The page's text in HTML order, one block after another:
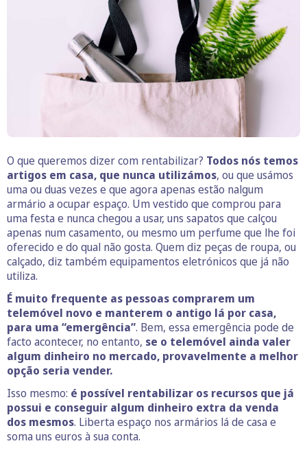
O que queremos dizer com rentabilizar? Todos nós temos
artigos em casa, que nunca utilizámos, ou que usámos
uma ou duas vezes e que agora apenas estão nalgum
armário a ocupar espaço. Um vestido que comprou para
uma festa e nunca chegou a usar, uns sapatos que calçou
apenas num casamento, ou mesmo um perfume que lhe foi
oferecido e do qual não gosta. Quem diz peças de roupa, ou
calçado, diz também equipamentos eletrónicos que já não
utiliza.
É muito frequente as pessoas comprarem um
telemóvel novo e manterem o antigo lá por casa,
para uma “emergência”. Bem, essa emergência pode de
facto acontecer, no entanto, se o telemóvel ainda valer
algum dinheiro no mercado, provavelmente a melhor
opção seria vender.
Isso mesmo: é possível rentabilizar os recursos que já
possui e conseguir algum dinheiro extra da venda
dos mesmos. Liberta espaço nos armários lá de casa e
soma uns euros à sua conta.